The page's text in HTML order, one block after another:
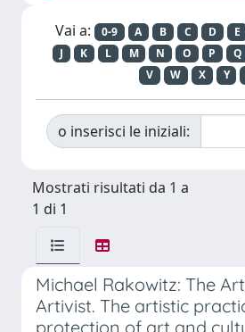
Vai a: 0-9 A B C D E
J
K L M N O P Q
V
W X Y
o inserisci le iniziali:
Mostrati risultati da 1 a
1 di 1
Michael Rakowitz: The
Artivist. The artistic
protection of art and